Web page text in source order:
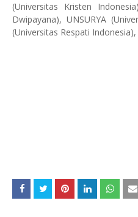
(Universitas Kristen
Dwipayana), UNSURYA
(Universitas Respati